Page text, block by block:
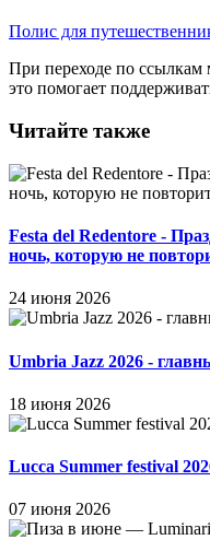
Полис для
При переходе по
это помогает
Читайте также
Festa del Redentore -
ночь, которую не
24 июня 2026
Umbria Jazz 2026 -
18 июня 2026
Lucca Summer festival
07 июня 2026